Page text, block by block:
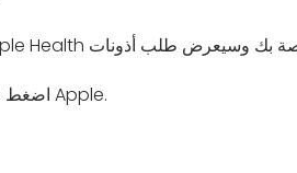
اضغط على "السماح بالوصول" لفتح شاشة أذونات الصحة من Apple.